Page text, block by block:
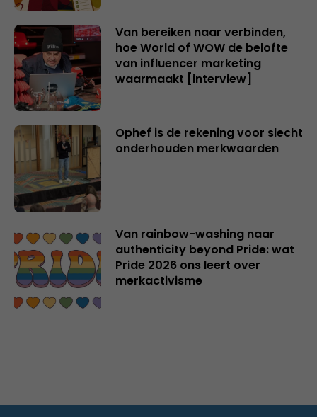
Van bereiken naar verbinden,
hoe World of WOW de belofte
van influencer marketing
waarmaakt [interview]
Ophef is de rekening voor slecht
onderhouden merkwaarden
Van rainbow-washing naar
authenticity beyond Pride: wat
Pride 2026 ons leert over
merkactivisme